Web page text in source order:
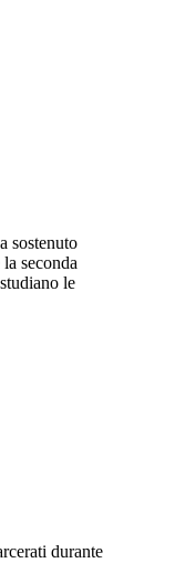
sostenuto
seconda
le
durante